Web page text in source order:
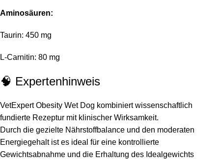
Aminosäuren:
Taurin: 450 mg
L-Carnitin: 80 mg
🧠 Expertenhinweis
VetExpert Obesity Wet Dog kombiniert wissenschaftlich
fundierte Rezeptur mit klinischer Wirksamkeit.
Durch die gezielte Nährstoffbalance und den moderaten
Energiegehalt ist es ideal für eine kontrollierte
Gewichtsabnahme und die Erhaltung des Idealgewichts